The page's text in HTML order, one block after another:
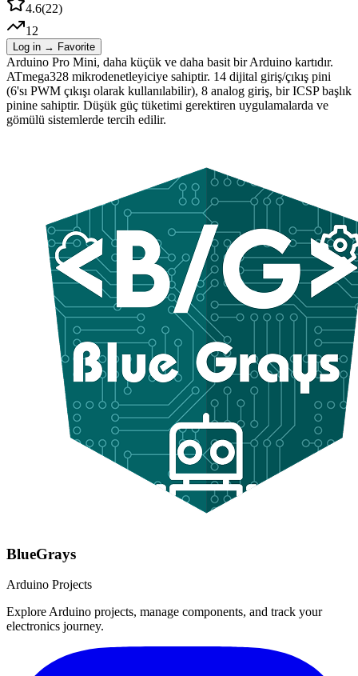
4.6(22)
12
Log in → Favorite
Arduino Pro Mini, daha küçük ve daha basit bir Arduino kartıdır.
ATmega328 mikrodenetleyiciye sahiptir. 14 dijital giriş/çıkış pini
(6'sı PWM çıkışı olarak kullanılabilir), 8 analog giriş, bir ICSP başlık
pinine sahiptir. Düşük güç tüketimi gerektiren uygulamalarda ve
gömülü sistemlerde tercih edilir.
BlueGrays
Arduino Projects
Explore Arduino projects, manage components, and track your
electronics journey.